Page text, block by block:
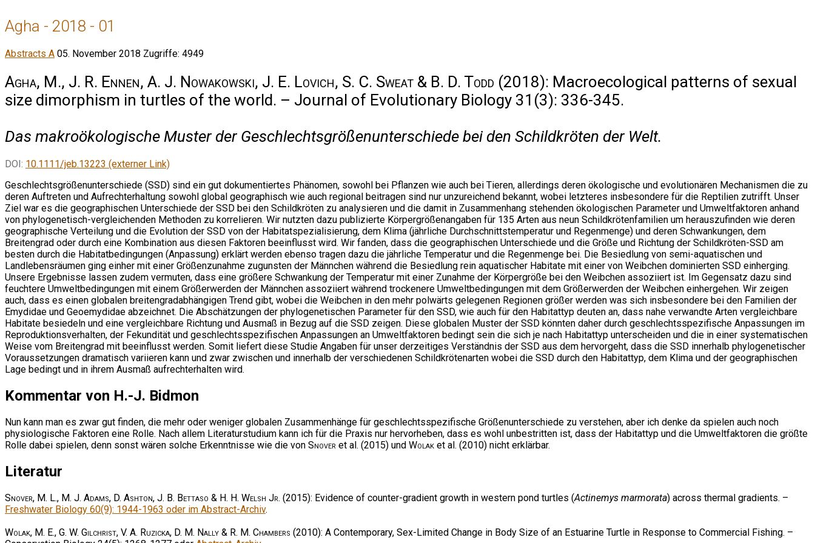
Agha - 2018 - 01
Abstracts A 05. November 2018 Zugriffe: 4949
Agha, M., J. R. Ennen, A. J. Nowakowski, J. E. Lovich, S. C. Sweat & B. D. Todd (2018): Macroecological patterns of sexual
size dimorphism in turtles of the world. – Journal of Evolutionary Biology 31(3): 336-345.
Das makroökologische Muster der Geschlechtsgrößenunterschiede bei den Schildkröten der Welt.
DOI: 10.1111/jeb.13223 (externer Link)
Geschlechtsgrößenunterschiede (SSD) sind ein gut dokumentiertes Phänomen, sowohl bei Pflanzen wie auch bei Tieren, allerdings deren ökologische und evolutionären Mechanismen die zu
deren Auftreten und Aufrechterhaltung sowohl global geographisch wie auch regional beitragen sind nur unzureichend bekannt, wobei letzteres insbesondere für die Reptilien zutrifft. Unser
Ziel war es die geographischen Unterschiede der SSD bei den Schildkröten zu analysieren und die damit in Zusammenhang stehenden ökologischen Parameter und Umweltfaktoren anhand
von phylogenetisch-vergleichenden Methoden zu korrelieren. Wir nutzten dazu publizierte Körpergrößenangaben für 135 Arten aus neun Schildkrötenfamilien um herauszufinden wie deren
geographische Verteilung und die Evolution der SSD von der Habitatspezialisierung, dem Klima (jährliche Durchschnittstemperatur und Regenmenge) und deren Schwankungen, dem
Breitengrad oder durch eine Kombination aus diesen Faktoren beeinflusst wird. Wir fanden, dass die geographischen Unterschiede und die Größe und Richtung der Schildkröten-SSD am
besten durch die Habitatbedingungen (Anpassung) erklärt werden ebenso tragen dazu die jährliche Temperatur und die Regenmenge bei. Die Besiedlung von semi-aquatischen und
Landlebensräumen ging einher mit einer Größenzunahme zugunsten der Männchen während die Besiedlung rein aquatischer Habitate mit einer von Weibchen dominierten SSD einherging.
Unsere Ergebnisse lassen zudem vermuten, dass eine größere Schwankung der Temperatur mit einer Zunahme der Körpergröße bei den Weibchen assoziiert ist. Im Gegensatz dazu sind
feuchtere Umweltbedingungen mit einem Größerwerden der Männchen assoziiert während trockenere Umweltbedingungen mit dem Größerwerden der Weibchen einhergehen. Wir zeigen
auch, dass es einen globalen breitengradabhängigen Trend gibt, wobei die Weibchen in den mehr polwärts gelegenen Regionen größer werden was sich insbesondere bei den Familien der
Emydidae und Geoemydidae abzeichnet. Die Abschätzungen der phylogenetischen Parameter für den SSD, wie auch für den Habitattyp deuten an, dass nahe verwandte Arten vergleichbare
Habitate besiedeln und eine vergleichbare Richtung und Ausmaß in Bezug auf die SSD zeigen. Diese globalen Muster der SSD könnten daher durch geschlechtsspezifische Anpassungen im
Reproduktionsverhalten, der Fekundität und geschlechtsspezifischen Anpassungen an Umweltfaktoren bedingt sein die sich je nach Habitattyp unterscheiden und die in einer systematischen
Weise vom Breitengrad mit beeinflusst werden. Somit liefert diese Studie Angaben für unser derzeitiges Verständnis der SSD aus dem hervorgeht, dass die SSD innerhalb phylogenetischer
Voraussetzungen dramatisch variieren kann und zwar zwischen und innerhalb der verschiedenen Schildkrötenarten wobei die SSD durch den Habitattyp, dem Klima und der geographischen
Lage bedingt und in ihrem Ausmaß aufrechterhalten wird.
Kommentar von H.-J. Bidmon
Nun kann man es zwar gut finden, die mehr oder weniger globalen Zusammenhänge für geschlechtsspezifische Größenunterschiede zu verstehen, aber ich denke da spielen auch noch
physiologische Faktoren eine Rolle. Nach allem Literaturstudium kann ich für die Praxis nur hervorheben, dass es wohl unbestritten ist, dass der Habitattyp und die Umweltfaktoren die größte
Rolle dabei spielen, denn sonst wären solche Erkenntnisse wie die von Snover et al. (2015) und Wolak et al. (2010) nicht erklärbar.
Literatur
Snover, M. L., M. J. Adams, D. Ashton, J. B. Bettaso & H. H. Welsh Jr. (2015): Evidence of counter-gradient growth in western pond turtles (Actinemys marmorata) across thermal gradients. –
Freshwater Biology 60(9): 1944-1963 oder im Abstract-Archiv.
Wolak, M. E., G. W. Gilchrist, V. A. Ruzicka, D. M. Nally & R. M. Chambers (2010): A Contemporary, Sex-Limited Change in Body Size of an Estuarine Turtle in Response to Commercial Fishing. –